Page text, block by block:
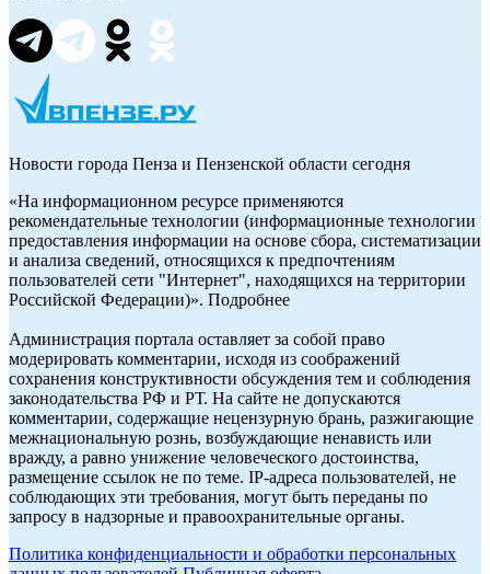
Новости города Пенза и Пензенской области сегодня
«На информационном ресурсе применяются
рекомендательные технологии (информационные технологии
предоставления информации на основе сбора, систематизации
и анализа сведений, относящихся к предпочтениям
пользователей сети "Интернет", находящихся на территории
Российской Федерации)». Подробнее
Администрация портала оставляет за собой право
модерировать комментарии, исходя из соображений
сохранения конструктивности обсуждения тем и соблюдения
законодательства РФ и РТ. На сайте не допускаются
комментарии, содержащие нецензурную брань, разжигающие
межнациональную рознь, возбуждающие ненависть или
вражду, а равно унижение человеческого достоинства,
размещение ссылок не по теме. IP-адреса пользователей, не
соблюдающих эти требования, могут быть переданы по
запросу в надзорные и правоохранительные органы.
Политика конфиденциальности и обработки персональных